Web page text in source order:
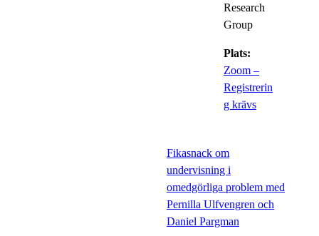
Research
Group
Plats:
Zoom –
Registrerin
g krävs
Fikasnack om
undervisning i
omedgörliga problem med
Pernilla Ulfvengren och
Daniel Pargman